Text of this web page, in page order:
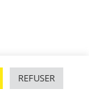
REFUSER